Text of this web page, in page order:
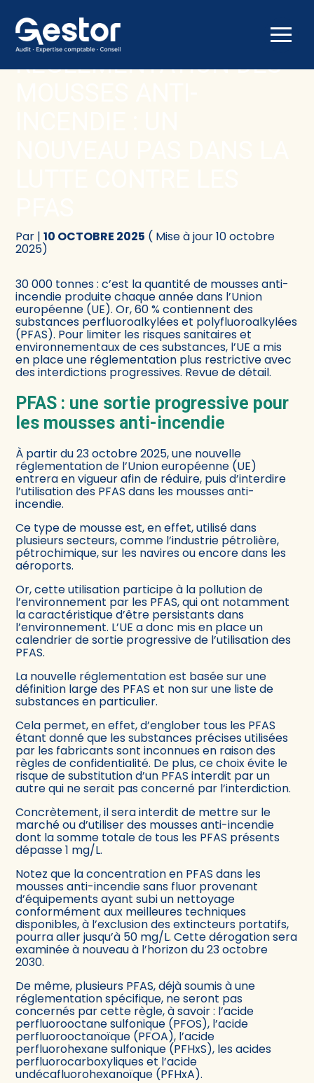
Aller
au
Créer et reprendre une activité
Gérer votre quotidien
Comptabilité
Fiscalité
RÉGLEMENTATION DES
Par |10 OCTOBRE 2025 ( Mise à jour 10 octobre
2025)
30 000 tonnes : c’est la quantité de mousses anti-
incendie produite chaque année dans l’Union
européenne (UE). Or, 60 % contiennent des
substances perfluoroalkylées et polyfluoroalkylées
(PFAS). Pour limiter les risques sanitaires et
environnementaux de ces substances, l’UE a mis
en place une réglementation plus restrictive avec
des interdictions progressives. Revue de détail.
PFAS : une sortie progressive pour
les mousses anti-incendie
À partir du 23 octobre 2025, une nouvelle
réglementation de l’Union européenne (UE)
entrera en vigueur afin de réduire, puis d’interdire
l’utilisation des PFAS dans les mousses anti-
incendie.
Ce type de mousse est, en effet, utilisé dans
plusieurs secteurs, comme l’industrie pétrolière,
pétrochimique, sur les navires ou encore dans les
aéroports.
Or, cette utilisation participe à la pollution de
l’environnement par les PFAS, qui ont notamment
la caractéristique d’être persistants dans
l’environnement. L’UE a donc mis en place un
calendrier de sortie progressive de l’utilisation des
PFAS.
La nouvelle réglementation est basée sur une
définition large des PFAS et non sur une liste de
substances en particulier.
Cela permet, en effet, d’englober tous les PFAS
étant donné que les substances précises utilisées
par les fabricants sont inconnues en raison des
règles de confidentialité. De plus, ce choix évite le
risque de substitution d’un PFAS interdit par un
autre qui ne serait pas concerné par l’interdiction.
Concrètement, il sera interdit de mettre sur le
marché ou d’utiliser des mousses anti-incendie
dont la somme totale de tous les PFAS présents
dépasse 1 mg/L.
Notez que la concentration en PFAS dans les
mousses anti-incendie sans fluor provenant
d’équipements ayant subi un nettoyage
conformément aux meilleures techniques
disponibles, à l’exclusion des extincteurs portatifs,
pourra aller jusqu’à 50 mg/L. Cette dérogation sera
examinée à nouveau à l’horizon du 23 octobre
2030.
De même, plusieurs PFAS, déjà soumis à une
réglementation spécifique, ne seront pas
concernés par cette règle, à savoir : l’acide
perfluorooctane sulfonique (PFOS), l’acide
perfluorooctanoïque (PFOA), l’acide
perfluorohexane sulfonique (PFHxS), les acides
perfluorocarboxyliques et l’acide
undécafluorohexanoïque (PFHxA).